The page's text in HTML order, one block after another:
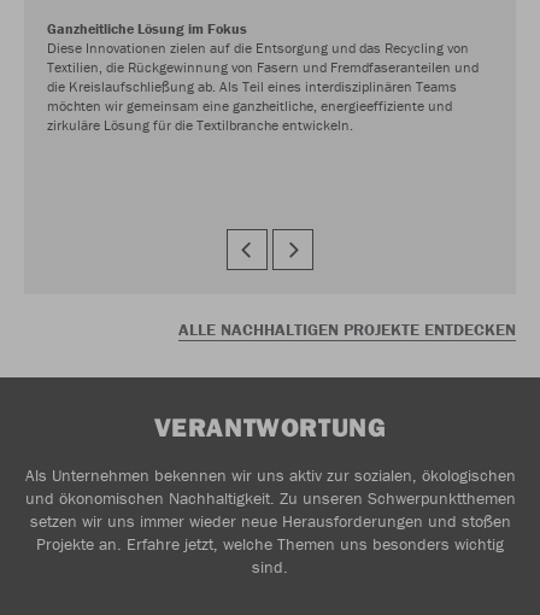
Ganzheitliche Lösung im Fokus
Diese Innovationen zielen auf die Entsorgung und das Recycling von
Textilien, die Rückgewinnung von Fasern und Fremdfaseranteilen und
die Kreislaufschließung ab. Als Teil eines interdisziplinären Teams
möchten wir gemeinsam eine ganzheitliche, energieeffiziente und
zirkuläre Lösung für die Textilbranche entwickeln.
ALLE NACHHALTIGEN PROJEKTE ENTDECKEN
VERANTWORTUNG
Als Unternehmen bekennen wir uns aktiv zur sozialen, ökologischen
und ökonomischen Nachhaltigkeit. Zu unseren Schwerpunktthemen
setzen wir uns immer wieder neue Herausforderungen und stoßen
Projekte an. Erfahre jetzt, welche Themen uns besonders wichtig
sind.